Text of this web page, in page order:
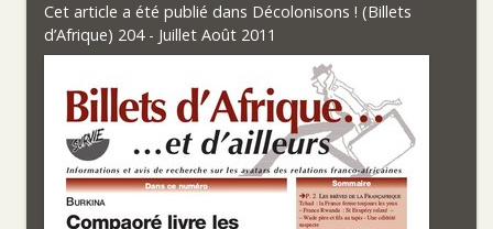
Cet article a été publié dans Décolonisons ! (Billets
d’Afrique) 204 - Juillet Août 2011